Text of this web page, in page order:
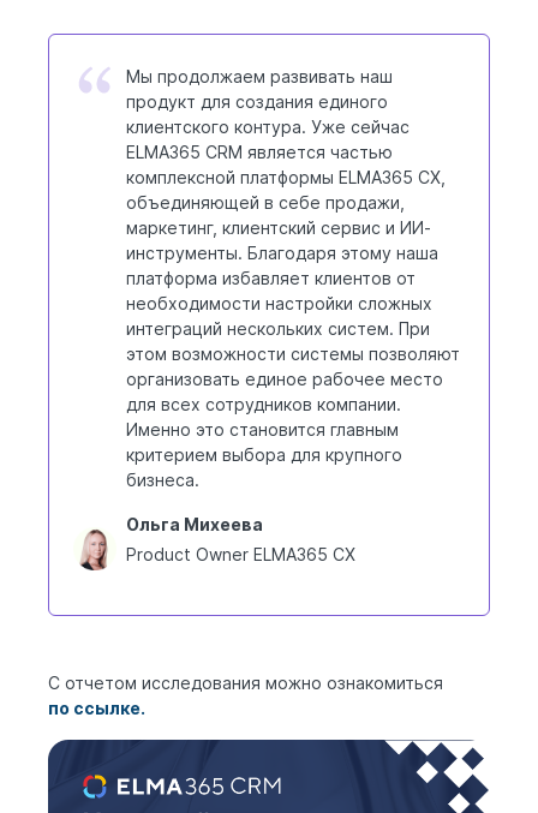
Мы продолжаем развивать наш
продукт для создания единого
клиентского контура. Уже сейчас
ELMA365 CRM является частью
комплексной платформы ELMA365 CX,
объединяющей в себе продажи,
маркетинг, клиентский сервис и ИИ-
инструменты. Благодаря этому наша
платформа избавляет клиентов от
необходимости настройки сложных
интеграций нескольких систем. При
этом возможности системы позволяют
организовать единое рабочее место
для всех сотрудников компании.
Именно это становится главным
критерием выбора для крупного
бизнеса.
Ольга Михеева
Product Owner ELMA365 CX
С отчетом исследования можно ознакомиться
по ссылке.